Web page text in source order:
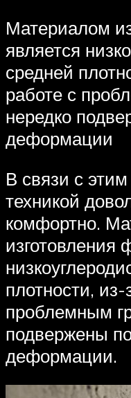
Материалом
является
средней
работе с
нередко
деформации
В связи с
техникой
комфортно.
изготовления
плотности,
проблемным
подвержены
деформации.